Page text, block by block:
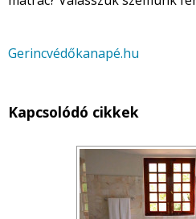
Gerincvédőkanapé.hu
Kapcsolódó cikkek